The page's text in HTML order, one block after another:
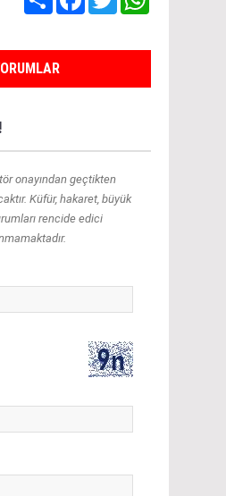
onayından geçtikten
Küfür, hakaret, büyük
rencide edici